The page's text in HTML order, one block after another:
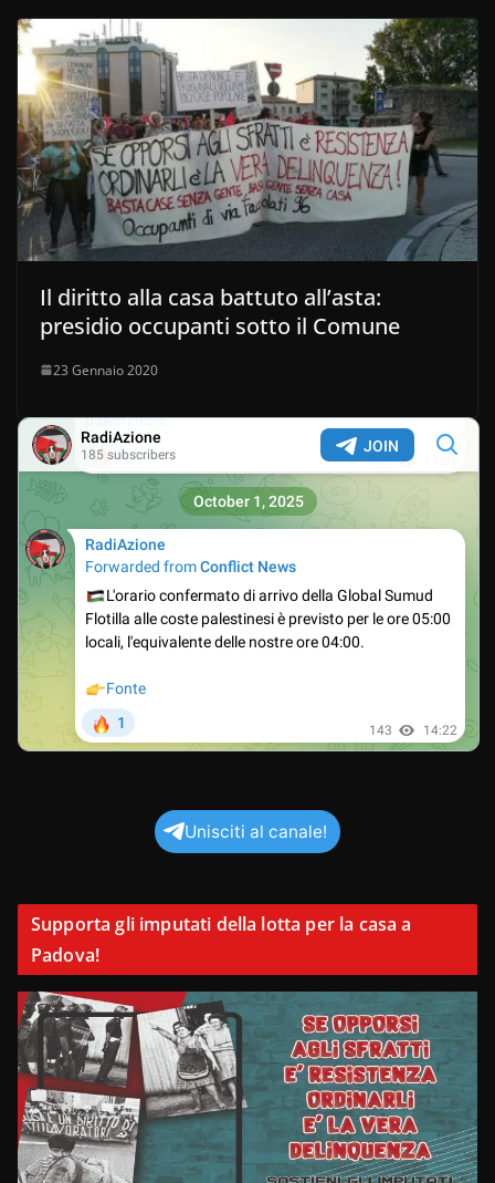
Il diritto alla casa battuto all’asta:
presidio occupanti sotto il Comune
23 Gennaio 2020
Unisciti al canale!
Supporta gli imputati della lotta per la casa a
Padova!